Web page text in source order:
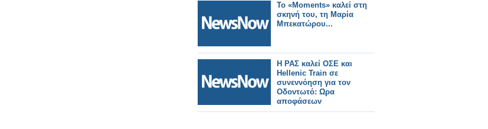
Το «Moments» καλεί στη
σκηνή του, τη Μαρία
Μπεκατώρου...
Η ΡΑΣ καλεί ΟΣΕ και
Hellenic Train σε
συνεννόηση για τον
Οδοντωτό: Ωρα
αποφάσεων